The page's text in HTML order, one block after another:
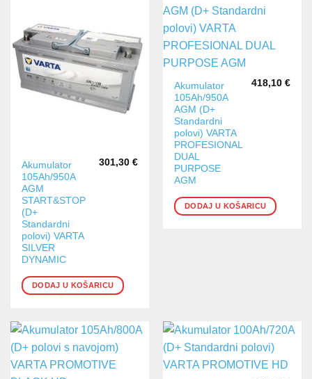
Akumulator
105Ah/950A
AGM
START&STOP
(D+
Standardni
polovi) VARTA
SILVER
DYNAMIC
301,30 €
DODAJ U KOŠARICU
Akumulator
105Ah/950A
AGM (D+
Standardni
polovi) VARTA
PROFESIONAL
DUAL
PURPOSE
AGM
418,10 €
DODAJ U KOŠARICU